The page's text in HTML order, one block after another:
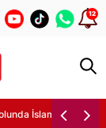
12
İslam'ı seçti